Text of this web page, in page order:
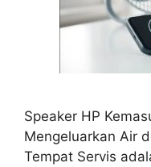
Speaker HP
Mengeluarkan Air
Tempat Servis